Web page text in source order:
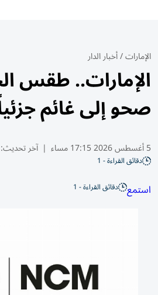
الإمارات/أخبار الدار
الإمارات.. طقس
صحو إلى غائم
5 أغسطس 2026 17:15 مساء | آخر تحديث:
دقائق القراءة - 1
استمع دقائق القراءة - 1